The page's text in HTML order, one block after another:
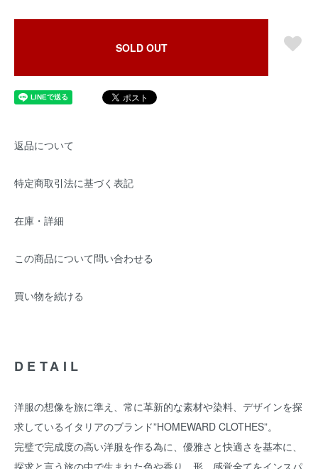
SOLD OUT
返品について
特定商取引法に基づく表記
在庫・詳細
この商品について問い合わせる
買い物を続ける
DETAIL
洋服の想像を旅に準え、常に革新的な素材や染料、デザインを探
求しているイタリアのブランド”HOMEWARD CLOTHES”。
完璧で完成度の高い洋服を作る為に、優雅さと快適さを基本に、
探求と言う旅の中で生まれた色や香り、形、感覚全てをインスパ